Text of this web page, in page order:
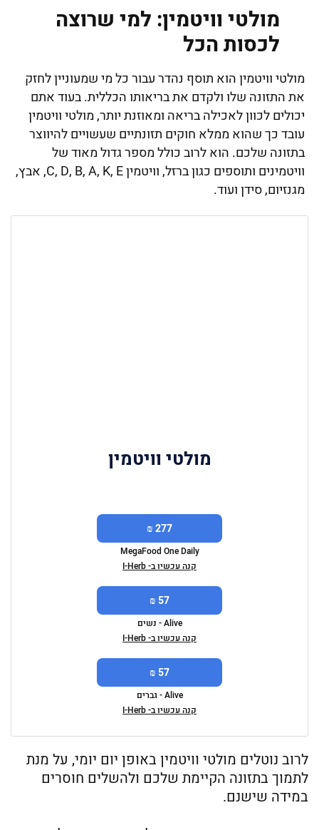
מולטי וויטמין: למי שרוצה
לכסות הכל
מולטי וויטמין הוא תוסף נהדר עבור כל מי שמעוניין לחזק
את התזונה שלו ולקדם את בריאותו הכללית. בעוד אתם
יכולים לכוון לאכילה בריאה ומאוזנת יותר, מולטי וויטמין
עובד כך שהוא ממלא חוקים תזונתיים שעשויים להיווצר
בתזונה שלכם. הוא לרוב כולל מספר גדול מאוד של
וויטמינים ותוספים כגון ברזל, וויטמין C, D, B, A, K, E, אבץ,
מגנזיום, סידן ועוד.
מולטי וויטמין
277 ₪
MegaFood One Daily
קנה עכשיו ב- I-Herb
57 ₪
Alive - נשים
קנה עכשיו ב- I-Herb
57 ₪
Alive - גברים
קנה עכשיו ב- I-Herb
לרוב נוטלים מולטי וויטמין באופן יום יומי, על מנת
לתמוך בתזונה הקיימת שלכם ולהשלים חוסרים
במידה שישנם.